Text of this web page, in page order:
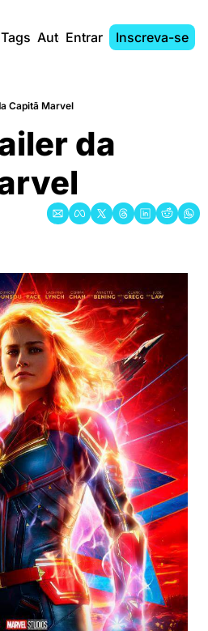
Tags AutoresEntrar Inscreva-se
Capitã Marvel
da